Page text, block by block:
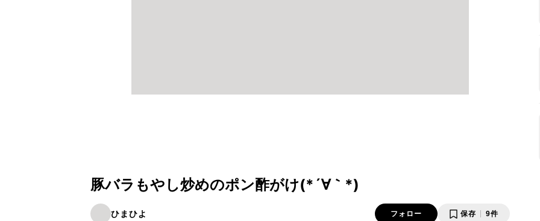
豚バラもやし炒めのポン酢がけ(*´∀｀*)
ひまひよ フォロー 保存 9件